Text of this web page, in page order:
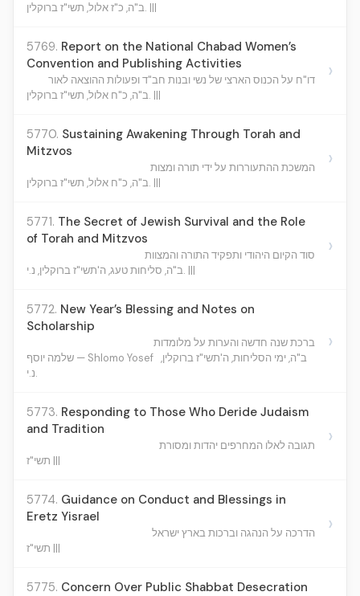
ב"ה, כ"ז אלול, תשי"ז ברוקלין. |||
5769. Report on the National Chabad Women’s
Convention and Publishing Activities
דו"ח על הכנוס הארצי של נשי ובנות חב"ד ופעולות ההוצאה לאור
ב"ה, כ"ח אלול, תשי"ז ברוקלין. |||
›
5770. Sustaining Awakening Through Torah and
Mitzvos
המשכת ההתעוררות על ידי תורה ומצות
ב"ה, כ"ח אלול, תשי"ז ברוקלין. |||
›
5771. The Secret of Jewish Survival and the Role
of Torah and Mitzvos
סוד הקיום היהודי ותפקיד התורה והמצוות
ב"ה, סליחות טעג, ה'תשי"ז ברוקלין, נ.י. |||
›
5772. New Year’s Blessing and Notes on
Scholarship
ברכת שנה חדשה והערות על מלומדות
שלמה יוסף — Shlomo Yosef ב"ה, ימי הסליחות, ה'תשי"ז ברוקלין,
נ.י.
›
5773. Responding to Those Who Deride Judaism
and Tradition
תגובה לאלו המחרפים יהדות ומסורת
תשי"ז |||
›
5774. Guidance on Conduct and Blessings in
Eretz Yisrael
הדרכה על הנהגה וברכות בארץ ישראל
תשי"ז |||
›
5775. Concern Over Public Shabbat Desecration